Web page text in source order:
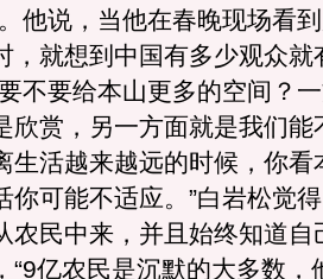
他说，当他在春晚现场看
，就想到中国有多少观众就
不要给本山更多的空间？
欣赏，另一方面就是我们能
生活越来越远的时候，你看
你可能不适应。”白岩松觉
农民中来，并且始终知道自
“9亿农民是沉默的大多数，